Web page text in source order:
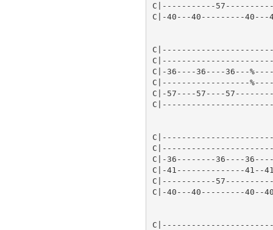
C|-----------
C|-40---40---------
C|-36----36----36---
C|------------------
C|-57----57----
C|-36--------36----
C|-41--------------
C|-----------
C|-40---40---------40--